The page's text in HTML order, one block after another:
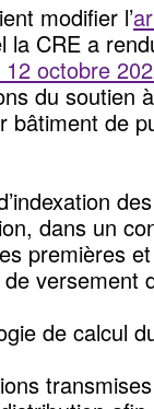
modifier l’
la CRE a
octobre
du soutien
bâtiment de
dans un
premières
versement
de calcul